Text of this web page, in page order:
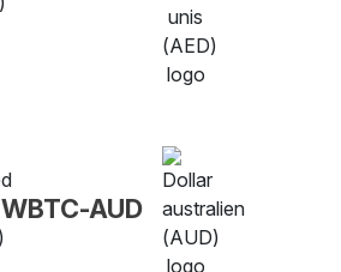
WBTC-AUD